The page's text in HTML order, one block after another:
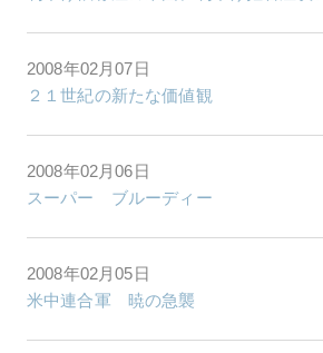
2008年02月07日
２１世紀の新たな価値観
2008年02月06日
スーパー ブルーディー
2008年02月05日
米中連合軍 暁の急襲